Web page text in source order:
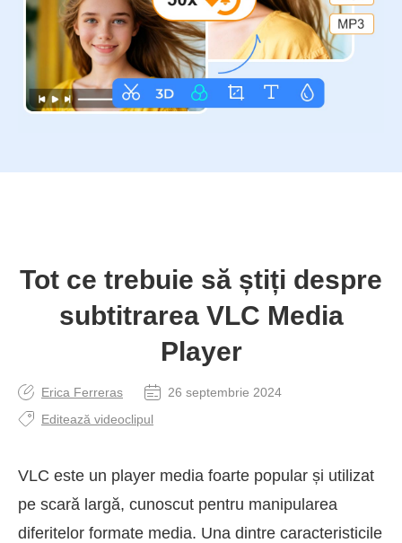
Tot ce trebuie să știți despre
subtitrarea VLC Media
Player
Erica Ferreras
26 septembrie 2024
Editează videoclipul
VLC este un player media foarte popular și utilizat
pe scară largă, cunoscut pentru manipularea
diferitelor formate media. Una dintre caracteristicile